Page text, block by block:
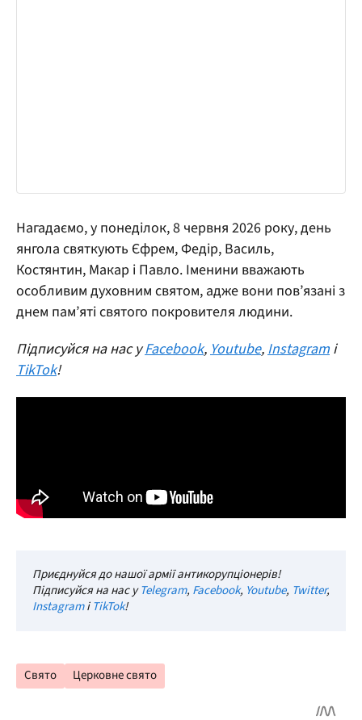
Нагадаємо, у понеділок, 8 червня 2026 року, день
янгола святкують Єфрем, Федір, Василь,
Костянтин, Макар і Павло. Іменини вважають
особливим духовним святом, адже вони пов’язані з
днем пам’яті святого покровителя людини.
Підписуйся на нас уFacebook,Youtube,Instagram і
TikTok!
Приєднуйся до нашої армії антикорупціонерів!
Підписуйся на нас уTelegram, Facebook, Youtube, Twitter,
InstagramіTikTok!
Свято Церковне свято